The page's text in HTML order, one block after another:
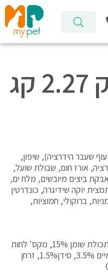
רכיבים: עוף (25% עוף טרי, 18% עוף שעבר הידרציה), שיפון,
אורז חום, שבולת שועל,
ביצים מיובשים, מלח ים,
יוקה שידיגרה, כונדרטין
ברוקולי, חמוציות,
הרכב תזונתי: חלבון גולמי ‎26%, תכולת שומן ‎15%, מקס' לחות
‎10%, אפר גולמי 8%, סיבים גולמיים 3.5%, סידן1.5%, זרחן